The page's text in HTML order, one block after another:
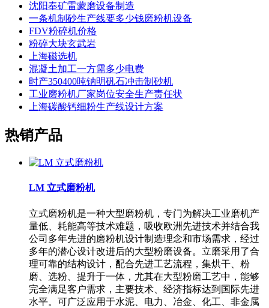
沈阳奉矿雷蒙磨设备制造
一条机制砂生产线要多少钱磨粉机设备
FDV粉碎机价格
粉碎大块玄武岩
上海磁选机
混凝土加工一方需多少电费
时产350400吨钠明矾石冲击制砂机
工业磨粉机厂家岗位安全生产责任状
上海碳酸钙细粉生产线设计方案
热销产品
LM 立式磨粉机
立式磨粉机是一种大型磨粉机，专门为解决工业磨机产
量低、耗能高等技术难题，吸收欧洲先进技术并结合我
公司多年先进的磨粉机设计制造理念和市场需求，经过
多年的潜心设计改进后的大型粉磨设备。立磨采用了合
理可靠的结构设计，配合先进工艺流程，集烘干、粉
磨、选粉、提升于一体，尤其在大型粉磨工艺中，能够
完全满足客户需求，主要技术、经济指标达到国际先进
水平。可广泛应用于水泥、电力、冶金、化工、非金属